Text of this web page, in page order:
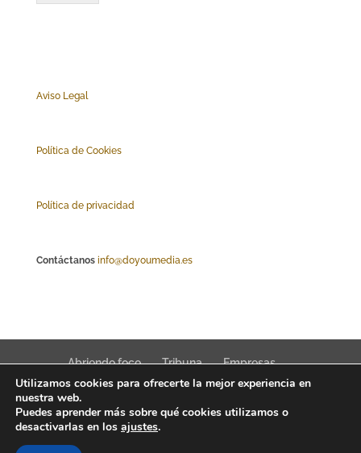
Aviso Legal
Política de Cookies
Política de privacidad
Contáctanos info@doyoumedia.es
Abriendo foco Tribuna
Empresas
Actualidad
Innovación Tendencias
Utilizamos cookies para ofrecerte la mejor experiencia en
nuestra web.
Puedes aprender más sobre qué cookies utilizamos o
desactivarlas en los ajustes.